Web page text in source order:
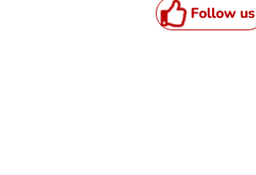
Follow us